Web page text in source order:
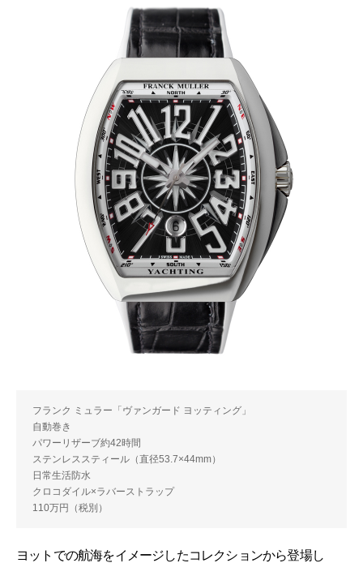
フランク ミュラー「ヴァンガード ヨッティング」
自動巻き
パワーリザーブ約42時間
ステンレススティール（直径53.7×44mm）
日常生活防水
クロコダイル×ラバーストラップ
110万円（税別）
ヨットでの航海をイメージしたコレクションから登場し